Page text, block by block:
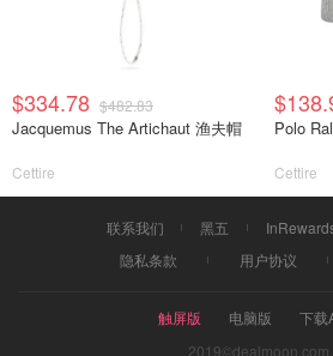
$334.78 $482.83
Jacquemus The Artichaut 渔夫帽
Cettire
Polo
Cettire
联系我们 黑五
隐私条款
用户协议
触屏版 电脑版
下载